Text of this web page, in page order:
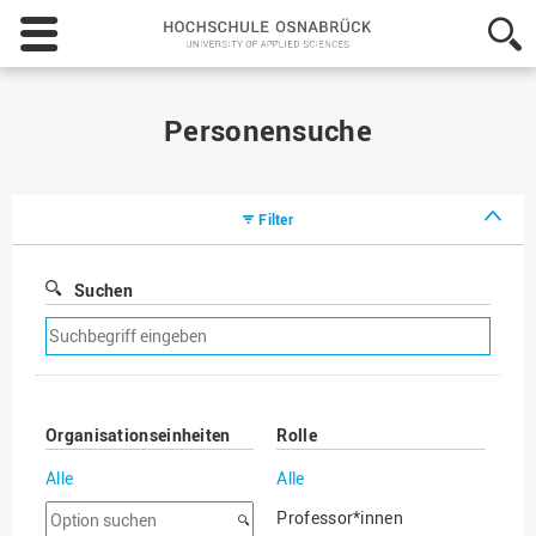
Hochschule
Osnabrück
-
Personensuche
Filter
Suchen
Suchfilter
entfernen
Organisationseinheiten
Alle
Option
Rolle
Alle
Professor*innen